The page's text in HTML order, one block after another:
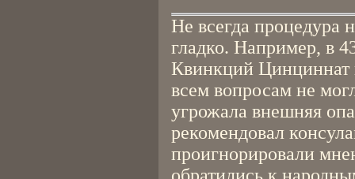
Не всегда процедура
гладко. Например, в
Квинкций
всем вопросам не
угрожала внешняя
рекомендовал
проигнорировали